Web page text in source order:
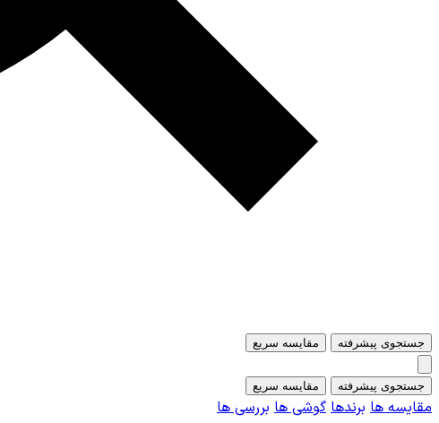
جستجوی پیشرفته مقایسه سریع
جستجوی پیشرفته مقایسه سریع
مقایسه ها برندها گوشی ها بررسی ها